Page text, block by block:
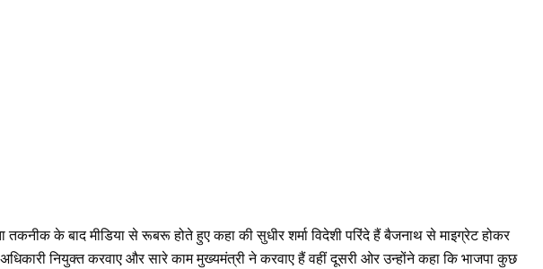
तकनीक के बाद मीडिया से रूबरू होते हुए कहा की सुधीर शर्मा विदेशी परिंदे हैं बैजनाथ से माइग्रेट होकर
नियुक्त करवाए और सारे काम मुख्यमंत्री ने करवाए हैं वहीं दूसरी ओर उन्होंने कहा कि भाजपा कुछ